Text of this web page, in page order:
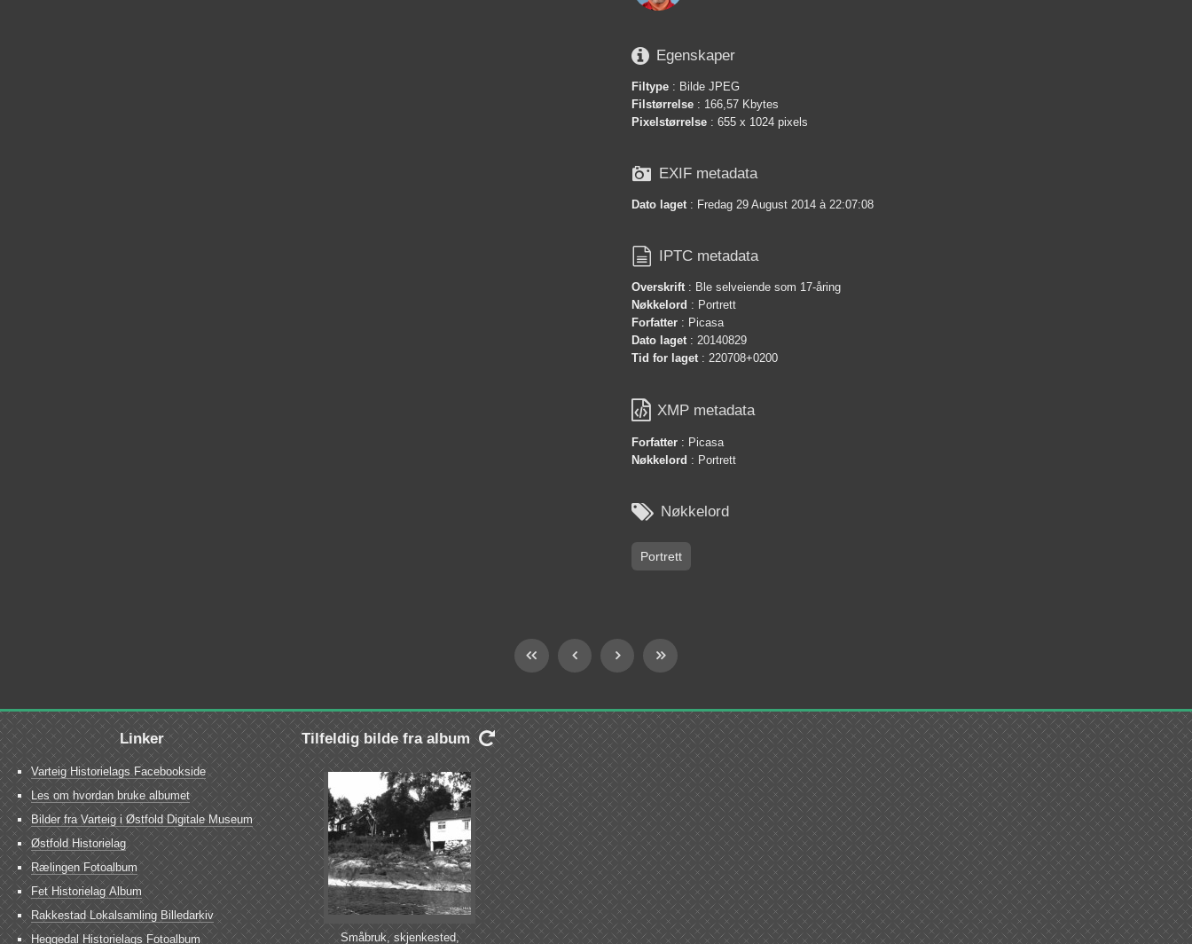
 Egenskaper
Filtype : Bilde JPEG
Filstørrelse : 166,57 Kbytes
Pixelstørrelse : 655 x 1024 pixels
 EXIF metadata
Dato laget : Fredag 29 August 2014 à 22:07:08
 IPTC metadata
Overskrift : Ble selveiende som 17-åring
Nøkkelord : Portrett
Forfatter : Picasa
Dato laget : 20140829
Tid for laget : 220708+0200
 XMP metadata
Forfatter : Picasa
Nøkkelord : Portrett
 Nøkkelord
Portrett
Linker
Varteig Historielags Facebookside
Les om hvordan bruke albumet
Bilder fra Varteig i Østfold Digitale Museum
Østfold Historielag
Rælingen Fotoalbum
Fet Historielag Album
Rakkestad Lokalsamling Billedarkiv
Heggedal Historielags Fotoalbum
Tilfeldig bilde fra album 
Småbruk, skjenkested,